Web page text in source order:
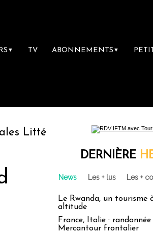
▼ TV ABONNEMENTS ▼
la première librairie
DERNIÈRE
News Les + lus Les +
Le Rwanda, un tourisme
altitude
France, Italie :
Mercantour frontalier